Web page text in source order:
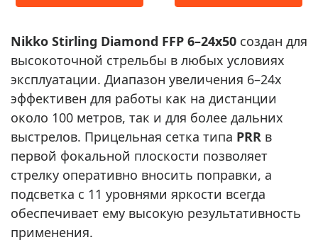
Nikko Stirling Diamond FFP 6–24x50 создан для
высокоточной стрельбы в любых условиях
эксплуатации. Диапазон увеличения 6–24x
эффективен для работы как на дистанции
около 100 метров, так и для более дальних
выстрелов. Прицельная сетка типа PRR в
первой фокальной плоскости позволяет
стрелку оперативно вносить поправки, а
подсветка с 11 уровнями яркости всегда
обеспечивает ему высокую результативность
применения.